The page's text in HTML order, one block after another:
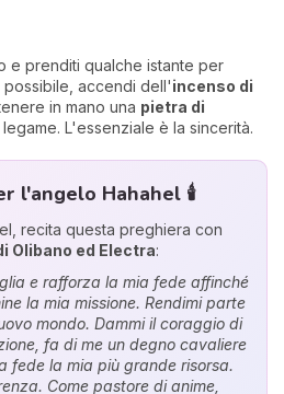
e prenditi qualche istante per
accendi dell'incenso di
in mano una pietra di
L'essenziale è la sincerità.
l'angelo Hahahel 🕯️
recita questa preghiera con
Olibano ed Electra:
e rafforza la mia fede affinché
la mia missione. Rendimi parte
mondo. Dammi il coraggio di
fa di me un degno cavaliere
fede la mia più grande risorsa.
Come pastore di anime,